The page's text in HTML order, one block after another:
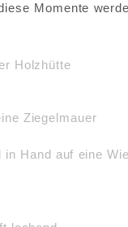
Momente